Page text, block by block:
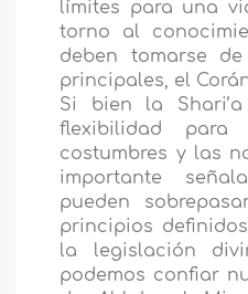
límites para una
torno al
deben tomarse
principales, el
Si bien la
flexibilidad
costumbres y las
importante
pueden
principios
la legislación
podemos confiar